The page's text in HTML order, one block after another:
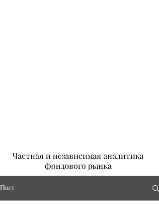
Частная и независимая аналитика
фондового рынка
Пост